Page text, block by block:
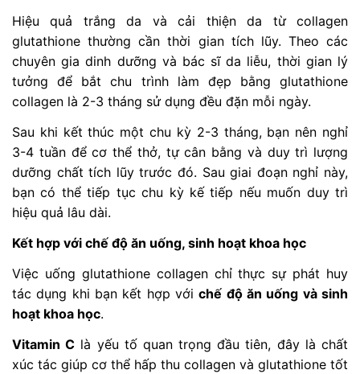
Hiệu quả trắng da và cải thiện da từ collagen
glutathione thường cần thời gian tích lũy. Theo các
chuyên gia dinh dưỡng và bác sĩ da liễu, thời gian lý
tưởng để bắt chu trình làm đẹp bằng glutathione
collagen là 2-3 tháng sử dụng đều đặn mỗi ngày.
Sau khi kết thúc một chu kỳ 2-3 tháng, bạn nên nghỉ
3-4 tuần để cơ thể thở, tự cân bằng và duy trì lượng
dưỡng chất tích lũy trước đó. Sau giai đoạn nghỉ này,
bạn có thể tiếp tục chu kỳ kế tiếp nếu muốn duy trì
hiệu quả lâu dài.
Kết hợp với chế độ ăn uống, sinh hoạt khoa học
Việc uống glutathione collagen chỉ thực sự phát huy
tác dụng khi bạn kết hợp vớichế độ ăn uống và sinh
hoạt khoa học.
Vitamin C là yếu tố quan trọng đầu tiên, đây là chất
xúc tác giúp cơ thể hấp thu collagen và glutathione tốt